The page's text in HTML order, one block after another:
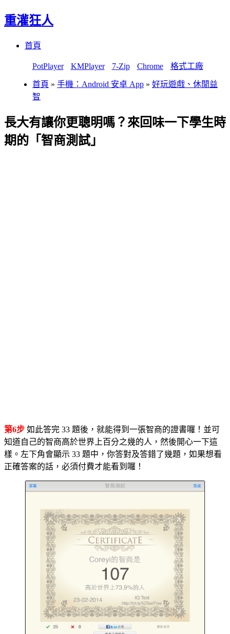
重灌狂人
首頁
PotPlayer KMPlayer 7-Zip Chrome 格式工廠
首頁 » 手機：Android 安卓 App » 好玩遊戲、休閒益
智
長大有讓你更聰明嗎？來回味一下學生時
期的「智商測試」
第6步 如此答完 33 題後，就能得到一張智商的證書囉！並可
知道自己的智商高於世界上百分之幾的人，然後開心一下這
樣。左下角會顯示 33 題中，你答對及答錯了幾題，如果想看
正確答案的話，必須付費才能看到囉！